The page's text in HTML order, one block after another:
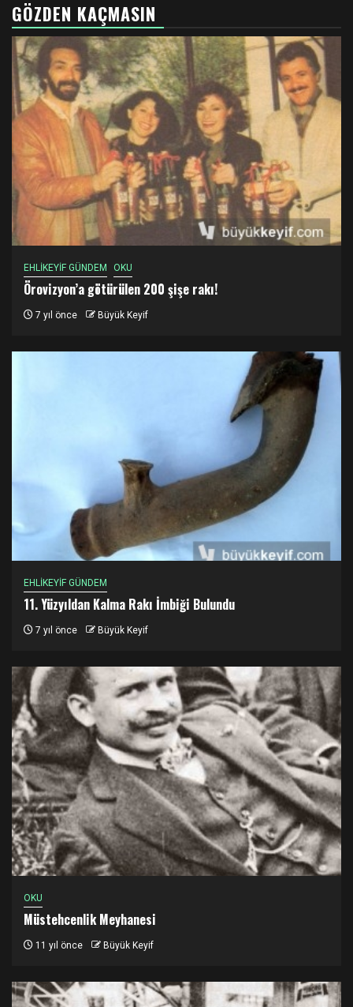
GÖZDEN KAÇMASIN
EHLİKEYİF GÜNDEM OKU
Örovizyon’a götürülen 200 şişe rakı!
7 yıl önce Büyük Keyif
EHLİKEYİF GÜNDEM
11. Yüzyıldan Kalma Rakı İmbiği Bulundu
7 yıl önce Büyük Keyif
OKU
Müstehcenlik Meyhanesi
11 yıl önce Büyük Keyif